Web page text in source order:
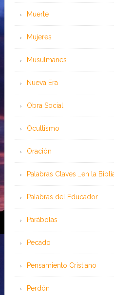
Muerte
Mujeres
Musulmanes
Nueva Era
Obra Social
Ocultismo
Oración
Palabras Claves …en la
Palabras del Educador
Parábolas
Pecado
Pensamiento Cristiano
Perdón